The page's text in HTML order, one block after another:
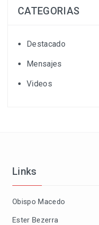
CATEGORIAS
Destacado
Mensajes
Videos
Links
Obispo Macedo
Ester Bezerra